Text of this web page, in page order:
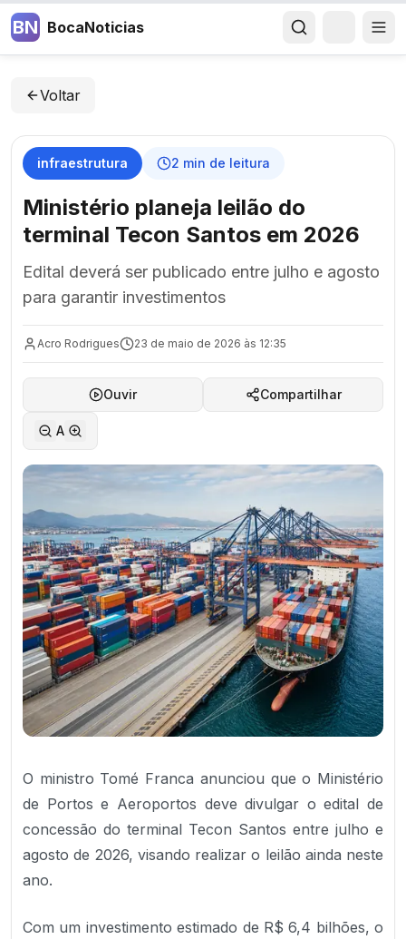
BN BocaNoticias
Voltar
infraestrutura 2 min de leitura
Ministério planeja leilão do
terminal Tecon Santos em 2026
Edital deverá ser publicado entre julho e agosto
para garantir investimentos
Acro Rodrigues 23 de maio de 2026 às 12:35
Ouvir Compartilhar
A
O ministro Tomé Franca anunciou que o Ministério
de Portos e Aeroportos deve divulgar o edital de
concessão do terminal Tecon Santos entre julho e
agosto de 2026, visando realizar o leilão ainda neste
ano.
Com um investimento estimado de R$ 6,4 bilhões, o